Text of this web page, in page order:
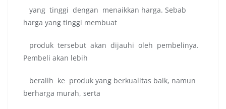
yang tinggi dengan menaikkan harga. Sebab
harga yang tinggi membuat
produk tersebut akan dijauhi oleh pembelinya.
Pembeli akan lebih
beralih ke produk yang berkualitas baik, namun
berharga murah, serta